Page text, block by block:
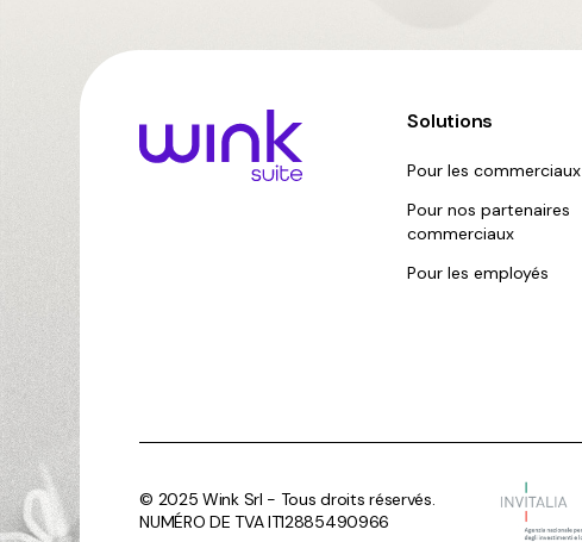
Solutions
Pour les commerciaux
Pour nos partenaires
commerciaux
Pour les employés
© 2025 Wink Srl - Tous droits réservés.
NUMÉRO DE TVA IT12885490966